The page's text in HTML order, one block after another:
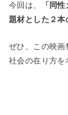
今回は、
「同
題材とした２
ぜひ、この映画
社会の在り方を